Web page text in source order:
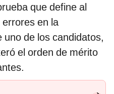
que define al
en la
de los candidatos,
el orden de mérito